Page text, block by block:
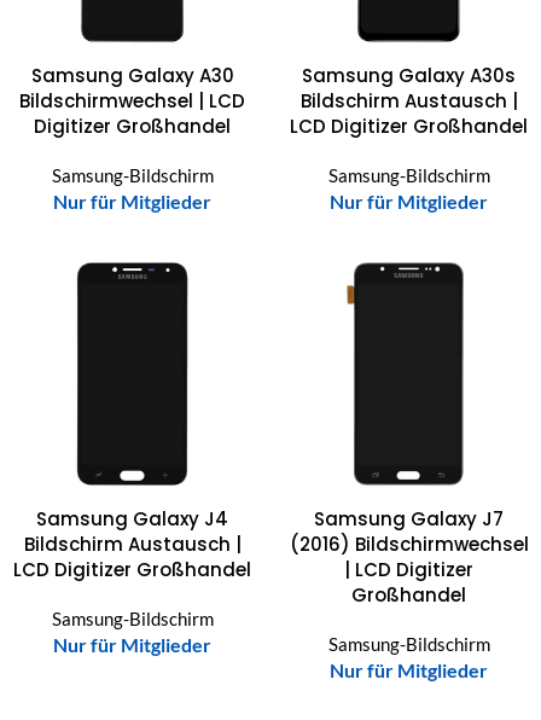
Samsung Galaxy A30
Bildschirmwechsel | LCD
Digitizer Großhandel
Samsung-Bildschirm
Nur für Mitglieder
Samsung Galaxy A30s
Bildschirm Austausch |
LCD Digitizer Großhandel
Samsung-Bildschirm
Nur für Mitglieder
Samsung Galaxy J4
Bildschirm Austausch |
LCD Digitizer Großhandel
Samsung-Bildschirm
Nur für Mitglieder
Samsung Galaxy J7
(2016) Bildschirmwechsel
| LCD Digitizer
Großhandel
Samsung-Bildschirm
Nur für Mitglieder